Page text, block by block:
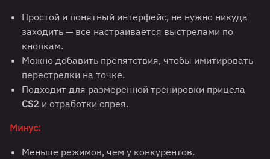
Простой и понятный интерфейс, не нужно никуда
заходить — все настраивается выстрелами по
кнопкам.
Можно добавить препятствия, чтобы имитировать
перестрелки на точке.
Подходит для размеренной тренировки прицела
CS2 и отработки спрея.
Минус:
Меньше режимов, чем у конкурентов.